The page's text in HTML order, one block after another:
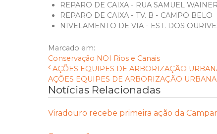
REPARO DE CAIXA - RUA SAMUEL
REPARO DE CAIXA - TV. B - CAMPO BELO
NIVELAMENTO DE VIA - EST. DOS
Marcado em:
Conservação NOI Rios e Canais
AÇÕES EQUIPES DE ARBORIZAÇÃO
AÇÕES EQUIPES DE ARBORIZAÇÃO
Notícias Relacionadas
Viradouro recebe primeira ação da